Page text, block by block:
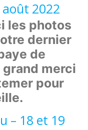
août 2022
les photos
dernier
de
merci
pour
– 18 et 19